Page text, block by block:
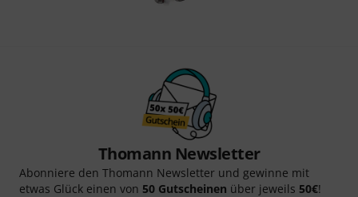
Thomann Newsletter
Abonniere den Thomann Newsletter und gewinne mit
etwas Glück einen von 50 Gutscheinen über jeweils 50€!